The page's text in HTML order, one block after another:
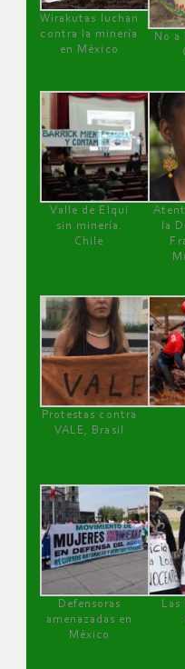
Wirakutas luchan
contra la minería
en México
No a
Valle de Elqui
sin minería.
Chile
la
Protestas contra
VALE, Brasil
Defensoras
amenazadas en
México
Las